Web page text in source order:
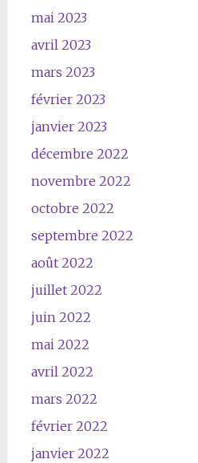
mai 2023
avril 2023
mars 2023
février 2023
janvier 2023
décembre 2022
novembre 2022
octobre 2022
septembre 2022
août 2022
juillet 2022
juin 2022
mai 2022
avril 2022
mars 2022
février 2022
janvier 2022